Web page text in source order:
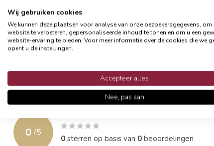
De hoes heeft een retro print aan beide kanten en is
hoes het beste op een milde manier (liefst op de hand)
- Formaat 45 x 45 cm
Reviews
0 /5
0sterren op basis van 0beoordelingen
Wij gebruiken cookies
We kunnen deze plaatsen voor analyse van onze bezoekersgegevens, om
website te verbeteren, gepersonaliseerde inhoud te tonen en om u een
website-ervaring te bieden. Voor meer informatie over de cookies die we
opent u de instellingen.
Accepteer alles
Nee, pas aan